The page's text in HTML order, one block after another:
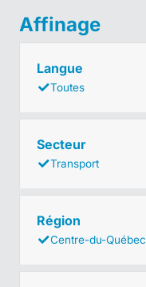
Affinage
Langue
Toutes
Secteur
Transport
Région
Centre-du-Québec